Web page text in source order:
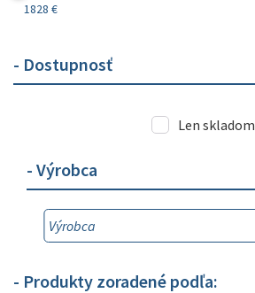
1828 €
- Dostupnosť
Len skladom
- Výrobca
- Produkty zoradené podľa: